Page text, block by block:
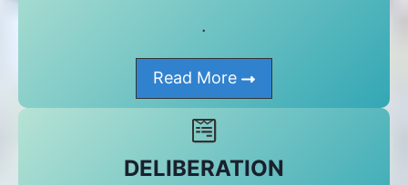
.
Read More
DELIBERATION